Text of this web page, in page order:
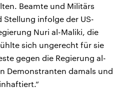
Beamte und Militärs
infolge der US-
Nuri al-Maliki, die
sich ungerecht für sie
gegen die Regierung al-
Demonstranten damals und